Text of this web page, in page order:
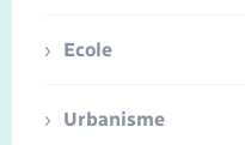
Ecole
Urbanisme